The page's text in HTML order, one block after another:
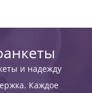
и надежду
Каждое